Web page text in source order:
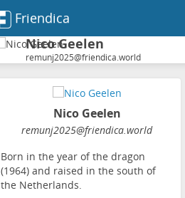
Friendica
Nico Geelen
remunj2025@friendica.world
Nico Geelen
remunj2025@friendica.world
Born in the year of the dragon
(1964) and raised in the south of
the Netherlands.